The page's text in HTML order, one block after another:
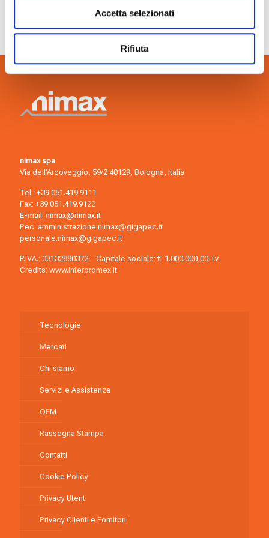
Accetta selezionati
Rifiuta
nimax spa
Via dell’Arcoveggio, 59/2 40129, Bologna, Italia
Tel.: +39 051.419.9111
Fax: +39 051.419.9122
E-mail: nimax@nimax.it
Pec: amministrazione.nimax@gigapec.it
personale.nimax@gigapec.it
P.IVA.: 03132880372 – Capitale sociale: €. 1.000.000,00 i.v.
Credits: www.interpromex.it
Tecnologie
Mercati
Chi siamo
Servizi e Assistenza
OEM
Rassegna Stampa
Contatti
Cookie Policy
Privacy Utenti
Privacy Clienti e Fornitori